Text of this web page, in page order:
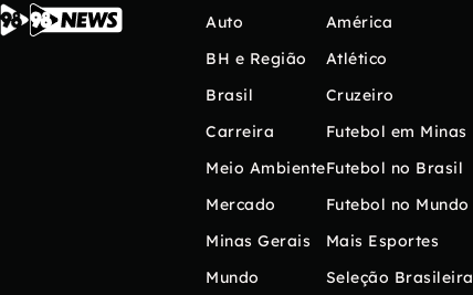
Auto
BH e Região
Brasil
Carreira
Meio Ambiente
Mercado
Minas Gerais
Mundo
América
Atlético
Cruzeiro
Futebol em Minas
Futebol no Brasil
Futebol no Mundo
Mais Esportes
Seleção Brasileira